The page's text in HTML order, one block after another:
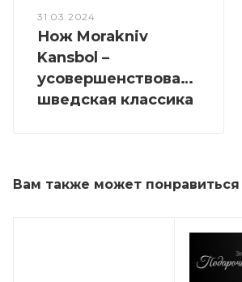
31.03.2024
Нож Morakniv
Kansbol –
усовершенствованная
шведская классика
Вам также может понравиться